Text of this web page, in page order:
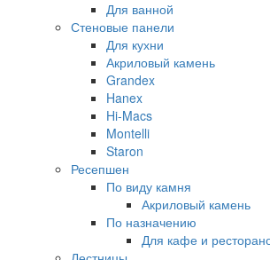
Для ванной
Стеновые панели
Для кухни
Акриловый камень
Grandex
Hanex
Hi-Macs
Montelli
Staron
Ресепшен
По виду камня
Акриловый камень
По назначению
Для кафе и